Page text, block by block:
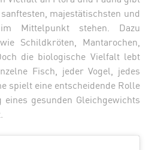
majestätischsten und
Mittelpunkt stehen. Dazu
Schildkröten, Mantarochen,
die biologische Vielfalt lebt
Fisch, jeder Vogel, jedes
spielt eine entscheidende Rolle
gesunden Gleichgewichts